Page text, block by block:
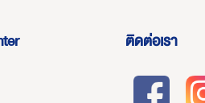
ติดต่อเรา